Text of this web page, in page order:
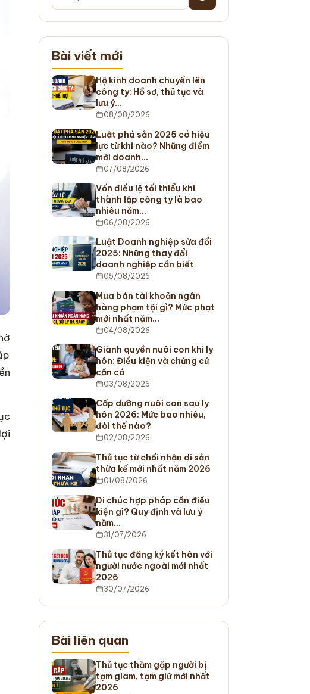
Bài viết mới
Hộ kinh doanh chuyển lên
công ty: Hồ sơ, thủ tục và
lưu ý…
08/08/2026
Luật phá sản 2025 có hiệu
lực từ khi nào? Những điểm
mới doanh…
07/08/2026
Vốn điều lệ tối thiểu khi
thành lập công ty là bao
nhiêu năm…
06/08/2026
Luật Doanh nghiệp sửa đổi
2025: Những thay đổi
doanh nghiệp cần biết
05/08/2026
Mua bán tài khoản ngân
hàng phạm tội gì? Mức phạt
mới nhất năm…
04/08/2026
Giành quyền nuôi con khi ly
hôn: Điều kiện và chứng cứ
cần có
03/08/2026
Cấp dưỡng nuôi con sau ly
hôn 2026: Mức bao nhiêu,
đòi thế nào?
02/08/2026
Thủ tục từ chối nhận di sản
thừa kế mới nhất năm 2026
01/08/2026
Di chúc hợp pháp cần điều
kiện gì? Quy định và lưu ý
năm…
31/07/2026
Thủ tục đăng ký kết hôn với
người nước ngoài mới nhất
2026
30/07/2026
Bài liên quan
Thủ tục thăm gặp người bị
tạm giam, tạm giữ mới nhất
2026